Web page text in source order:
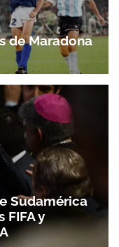
de Maradona
Sudamérica
FIFA y